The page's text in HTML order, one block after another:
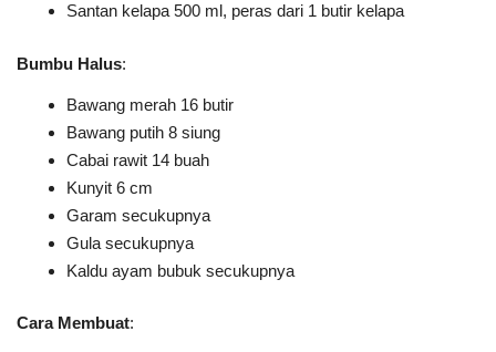
Santan kelapa 500 ml, peras dari 1 butir kelapa
Bumbu Halus:
Bawang merah 16 butir
Bawang putih 8 siung
Cabai rawit 14 buah
Kunyit 6 cm
Garam secukupnya
Gula secukupnya
Kaldu ayam bubuk secukupnya
Cara Membuat: